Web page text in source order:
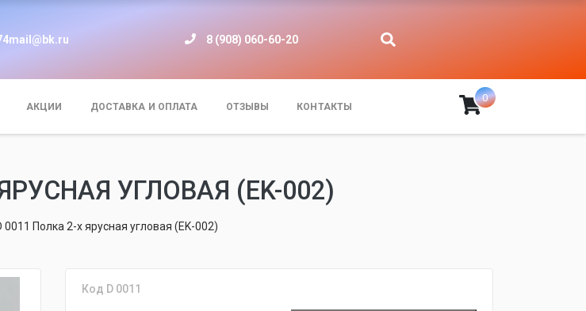
8 (908) 060-60-20
АКЦИИ ДОСТАВКА И ОПЛАТА ОТЗЫВЫ КОНТАКТЫ
0
УГЛОВАЯ (EK-002)
0011 Полка 2-х ярусная угловая (EK-002)
Код D 0011